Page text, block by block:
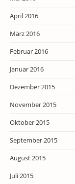
April 2016
März 2016
Februar 2016
Januar 2016
Dezember 2015
November 2015
Oktober 2015
September 2015
August 2015
Juli 2015